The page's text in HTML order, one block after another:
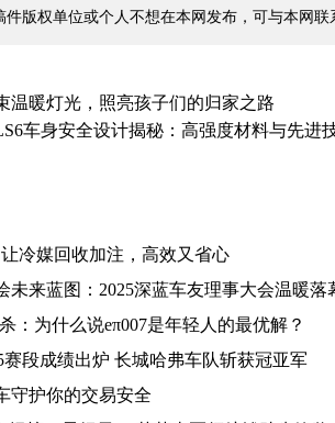
版权单位或个人不想在本网发布，可与本网联
温暖灯光，照亮孩子们的归家之路
车身安全设计揭秘：高强度材料与先进
冷媒回收加注，高效又省心
未来蓝图：2025深蓝车友理事大会温暖落
：为什么说eπ007是年轻人的最优解？
赛段成绩出炉 长城哈弗车队斩获冠亚军
守护你的交易安全